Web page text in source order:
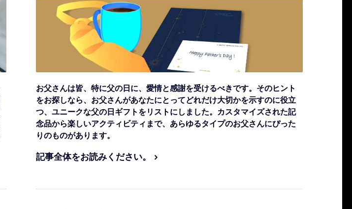
お父さんは皆、特に父の日に、愛情と感謝を受けるべきです。そのヒント
をお探しなら、お父さんがあなたにとってどれだけ大切かを示すのに役立
つ、ユニークな父の日ギフトをリストにしました。カスタマイズされた記
念品から楽しいアクティビティまで、あらゆるタイプのお父さんにぴった
りのものがあります。
記事全体をお読みください。